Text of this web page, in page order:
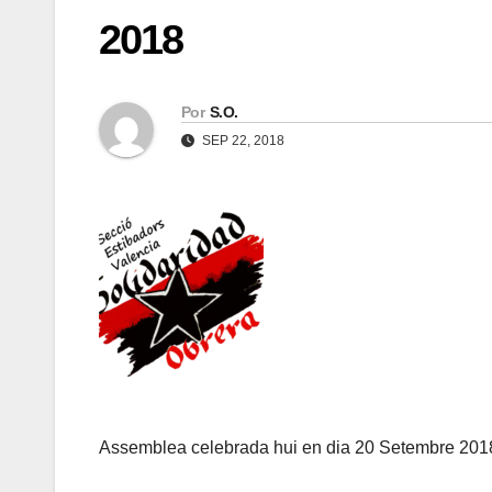
2018
Por S.O.
SEP 22, 2018
Assemblea celebrada hui en dia 20 Setembre